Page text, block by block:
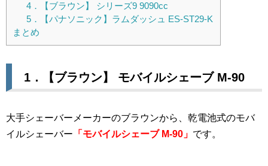
4．【ブラウン】 シリーズ9 9090cc
5．【パナソニック】ラムダッシュ ES-ST29-K
まとめ
1．【ブラウン】 モバイルシェーブ M-90
大手シェーバーメーカーのブラウンから、乾電池式のモバ
イルシェーバー 「モバイルシェーブ M-90」 です。